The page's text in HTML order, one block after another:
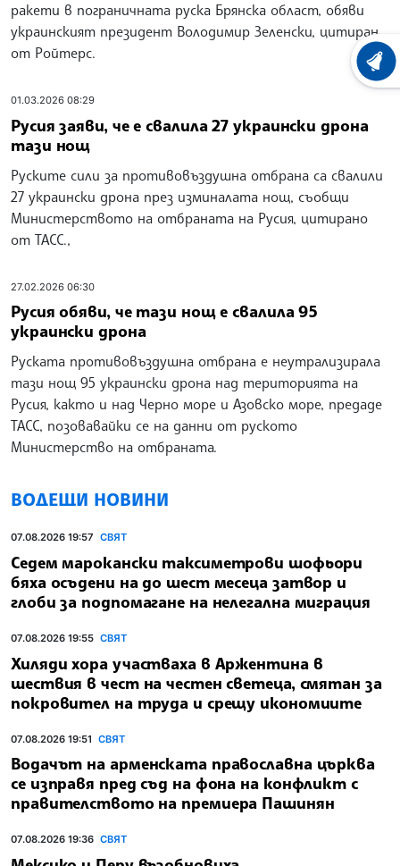
ракети в пограничната руска Брянска област, обяви
украинският президент Володимир Зеленски, цитиран
от Ройтерс.
01.03.2026 08:29
Русия заяви, че е свалила 27 украински дрона
тази нощ
Руските сили за противовъздушна отбрана са свалили
27 украински дрона през изминалата нощ, съобщи
Министерството на отбраната на Русия, цитирано
от ТАСС.,
27.02.2026 06:30
Русия обяви, че тази нощ е свалила 95
украински дрона
Руската противовъздушна отбрана е неутрализирала
тази нощ 95 украински дрона над територията на
Русия, както и над Черно море и Азовско море, предаде
ТАСС, позовавайки се на данни от руското
Министерство на отбраната.
ВОДЕЩИ НОВИНИ
07.08.2026 19:57 СВЯТ
Седем марокански таксиметрови шофьори
бяха осъдени на до шест месеца затвор и
глоби за подпомагане на нелегална миграция
07.08.2026 19:55 СВЯТ
Хиляди хора участваха в Аржентина в
шествия в чест на честен светеца, смятан за
покровител на труда и срещу икономиите
07.08.2026 19:51 СВЯТ
Водачът на арменската православна църква
се изправя пред съд на фона на конфликт с
правителството на премиера Пашинян
07.08.2026 19:36 СВЯТ